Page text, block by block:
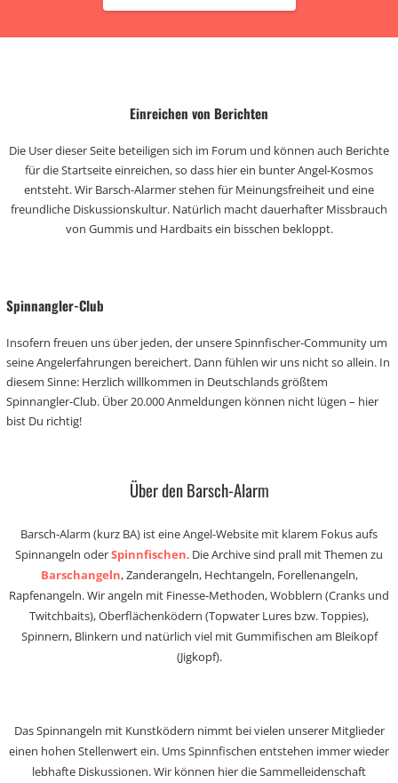
Einreichen von Berichten
Die User dieser Seite beteiligen sich im Forum und können auch Berichte
für die Startseite einreichen, so dass hier ein bunter Angel-Kosmos
entsteht. Wir Barsch-Alarmer stehen für Meinungsfreiheit und eine
freundliche Diskussionskultur. Natürlich macht dauerhafter Missbrauch
von Gummis und Hardbaits ein bisschen bekloppt.
Spinnangler-Club
Insofern freuen uns über jeden, der unsere Spinnfischer-Community um
seine Angelerfahrungen bereichert. Dann fühlen wir uns nicht so allein. In
diesem Sinne: Herzlich willkommen in Deutschlands größtem
Spinnangler-Club. Über 20.000 Anmeldungen können nicht lügen – hier
bist Du richtig!
Über den Barsch-Alarm
Barsch-Alarm (kurz BA) ist eine Angel-Website mit klarem Fokus aufs
Spinnangeln oderSpinnfischen. Die Archive sind prall mit Themen zu
Barschangeln, Zanderangeln, Hechtangeln, Forellenangeln,
Rapfenangeln. Wir angeln mit Finesse-Methoden, Wobblern (Cranks und
Twitchbaits), Oberflächenködern (Topwater Lures bzw. Toppies),
Spinnern, Blinkern und natürlich viel mit Gummifischen am Bleikopf
(Jigkopf).
Das Spinnangeln mit Kunstködern nimmt bei vielen unserer Mitglieder
einen hohen Stellenwert ein. Ums Spinnfischen entstehen immer wieder
lebhafte Diskussionen. Wir können hier die Sammelleidenschaft